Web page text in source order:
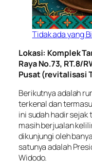
Tidak ada yang
Lokasi: Komplek
Raya No.73, RT.8/
Pusat (revitalisasi
Berikutnya adalah
terkenal dan
ini sudah hadir sejak
masih berjualan
dikunjungi oleh
satunya adalah
Widodo.